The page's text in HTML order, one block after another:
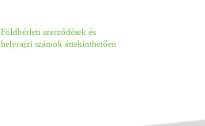
Földbérleti szerződések és
helyrajzi számok áttekinthetően